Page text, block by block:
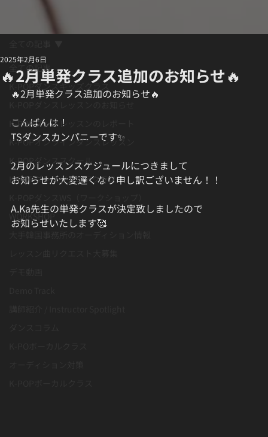
全ての記事
K-POPダンスキッズクラス
K-POPダンスレッスンのレポート
K-POPオンラインダンスレッスン
K-POPダンススクール
K-POPダンスジュニアクラス
WORKSHOP
🔥2月単発クラス追加のお知らせ🔥
2025年2月6日
🔥2月単発クラス追加のお知らせ🔥
こんばんは！
TSダンスカンパニーです✨️
2月のレッスンスケジュールにつきまして
お知らせが大変遅くなり申し訳ございません！！
A.Ka先生の単発クラスが決定致しましたので
お知らせいたします🥰